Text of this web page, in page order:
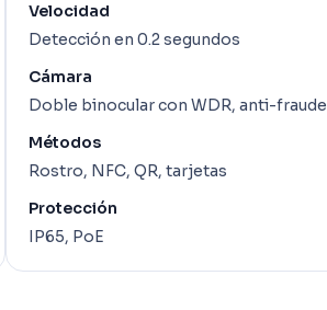
Velocidad
Detección en 0.2 segundos
Cámara
Doble binocular con WDR, anti-fraude
Métodos
Rostro, NFC, QR, tarjetas
Protección
IP65, PoE